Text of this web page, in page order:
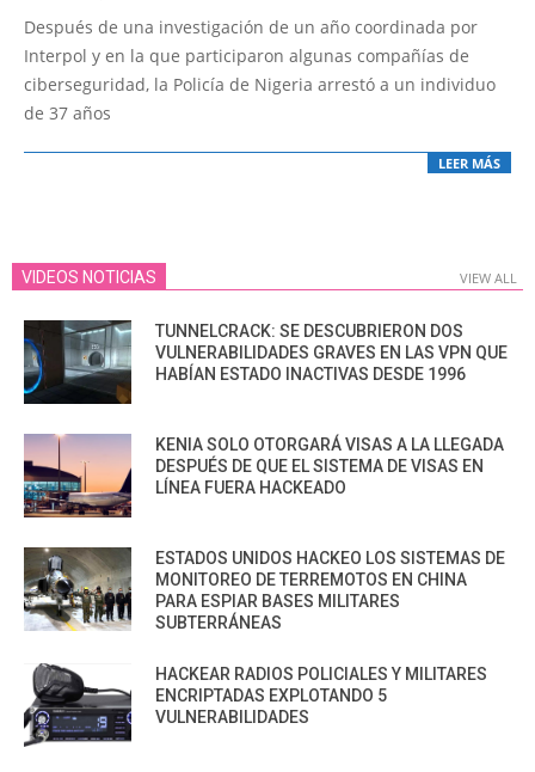
05-
25
Después de una investigación de un año coordinada por
Interpol y en la que participaron algunas compañías de
ciberseguridad, la Policía de Nigeria arrestó a un individuo
de 37 años
LEER MÁS
VIDEOS NOTICIAS VIEW ALL
TUNNELCRACK: SE DESCUBRIERON DOS
VULNERABILIDADES GRAVES EN LAS VPN QUE
HABÍAN ESTADO INACTIVAS DESDE 1996
KENIA SOLO OTORGARÁ VISAS A LA LLEGADA
DESPUÉS DE QUE EL SISTEMA DE VISAS EN
LÍNEA FUERA HACKEADO
ESTADOS UNIDOS HACKEO LOS SISTEMAS DE
MONITOREO DE TERREMOTOS EN CHINA
PARA ESPIAR BASES MILITARES
SUBTERRÁNEAS
HACKEAR RADIOS POLICIALES Y MILITARES
ENCRIPTADAS EXPLOTANDO 5
VULNERABILIDADES